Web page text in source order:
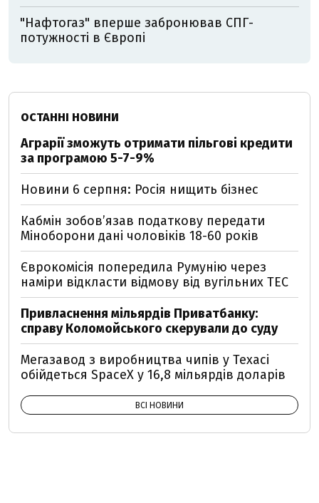
"Нафтогаз" вперше забронював СПГ-
потужності в Європі
ОСТАННІ НОВИНИ
Аграрії зможуть отримати пільгові кредити
за програмою 5-7-9%
Новини 6 серпня: Росія нищить бізнес
Кабмін зобовʼязав податкову передати
Міноборони дані чоловіків 18-60 років
Єврокомісія попередила Румунію через
наміри відкласти відмову від вугільних ТЕС
Привласнення мільярдів Приватбанку:
справу Коломойського скерували до суду
Мегазавод з виробництва чипів у Техасі
обійдеться SpaceX у 16,8 мільярдів доларів
ВСІ НОВИНИ